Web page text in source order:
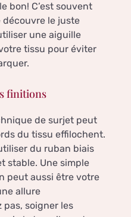
bon! C’est souvent
le juste
une aiguille
tissu pour éviter
finitions
de surjet peut
du tissu effilochent.
du ruban biais
stable. Une simple
peut aussi être votre
allure
pas, soigner les